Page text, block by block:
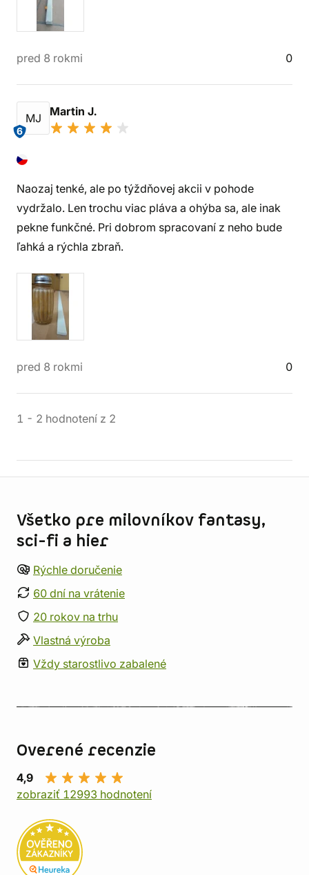
pred 8 rokmi 0
MJ
6
Martin J.
Naozaj tenké, ale po týždňovej akcii v pohode
vydržalo. Len trochu viac pláva a ohýba sa, ale inak
pekne funkčné. Pri dobrom spracovaní z neho bude
ľahká a rýchla zbraň.
pred 8 rokmi 0
1 - 2 hodnotení z 2
Všetko pre milovníkov fantasy,
sci-fi a hier
Rýchle doručenie
60 dní na vrátenie
20 rokov na trhu
Vlastná výroba
Vždy starostlivo zabalené
Overené recenzie
4,9
zobraziť 12993 hodnotení